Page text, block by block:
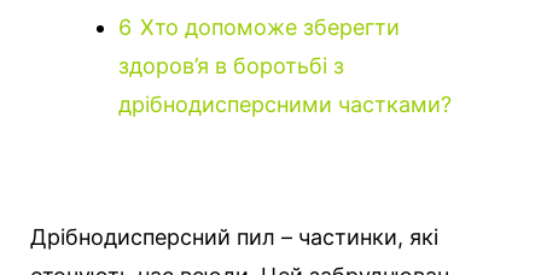
6 Хто допоможе зберегти
здоров’я в боротьбі з
дрібнодисперсними частками?
Дрібнодисперсний пил – частинки, які